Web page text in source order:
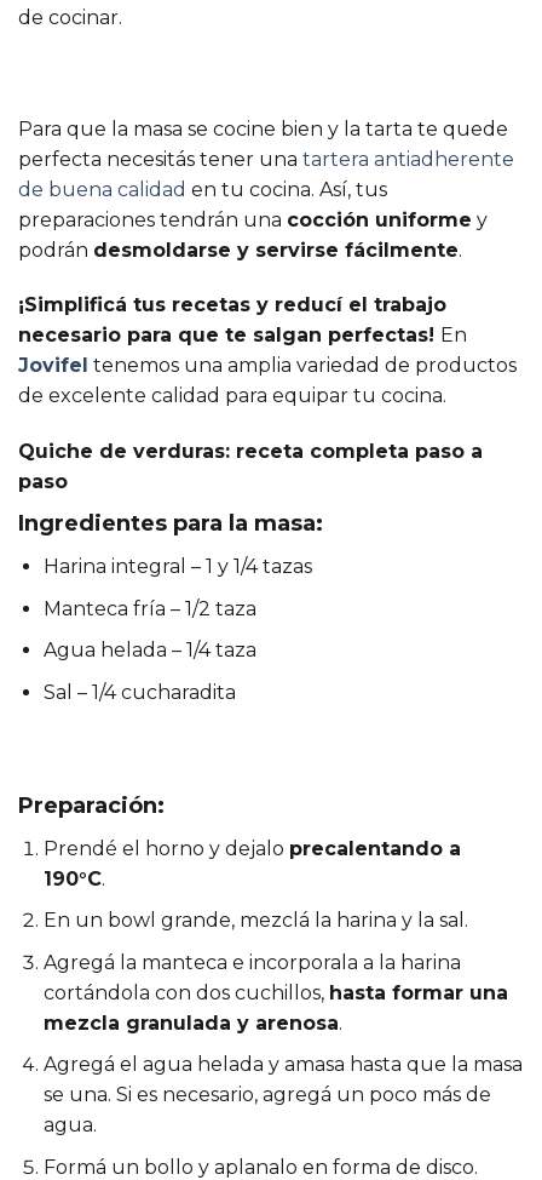
de cocinar.
Para que la masa se cocine bien y la tarta te quede
perfecta necesitás tener una tartera antiadherente
de buena calidad en tu cocina. Así, tus
preparaciones tendrán una cocción uniforme y
podrán desmoldarse y servirse fácilmente.
¡Simplificá tus recetas y reducí el trabajo
necesario para que te salgan perfectas! En
Jovifel tenemos una amplia variedad de productos
de excelente calidad para equipar tu cocina.
Quiche de verduras: receta completa paso a
paso
Ingredientes para la masa:
Harina integral – 1 y 1/4 tazas
Manteca fría – 1/2 taza
Agua helada – 1/4 taza
Sal – 1/4 cucharadita
Preparación:
Prendé el horno y dejalo precalentando a
190°C.
En un bowl grande, mezclá la harina y la sal.
Agregá la manteca e incorporala a la harina
cortándola con dos cuchillos, hasta formar una
mezcla granulada y arenosa.
Agregá el agua helada y amasa hasta que la masa
se una. Si es necesario, agregá un poco más de
agua.
Formá un bollo y aplanalo en forma de disco.